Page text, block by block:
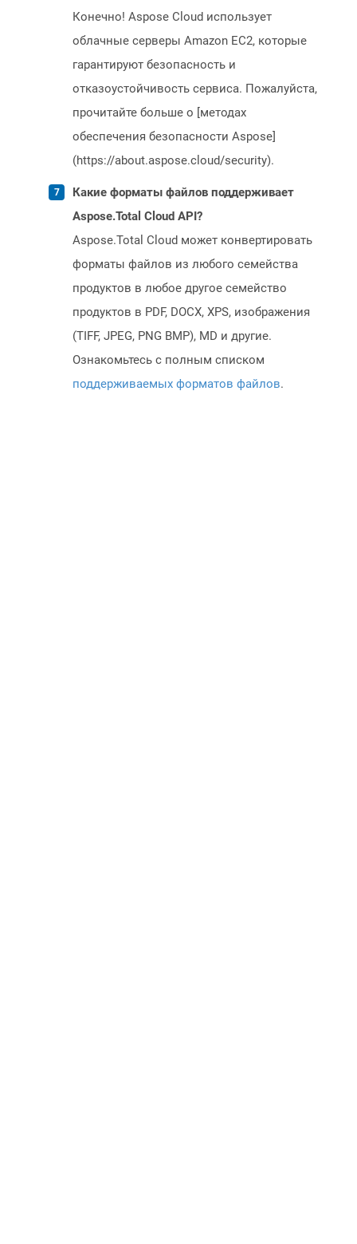
Конечно! Aspose Cloud использует
облачные серверы Amazon EC2, которые
гарантируют безопасность и
отказоустойчивость сервиса. Пожалуйста,
прочитайте больше о [методах
обеспечения безопасности Aspose]
(https://about.aspose.cloud/security).
Какие форматы файлов поддерживает
Aspose.Total Cloud API?
Aspose.Total Cloud может конвертировать
форматы файлов из любого семейства
продуктов в любое другое семейство
продуктов в PDF, DOCX, XPS, изображения
(TIFF, JPEG, PNG BMP), MD и другие.
Ознакомьтесь с полным списком
поддерживаемых форматов файлов.